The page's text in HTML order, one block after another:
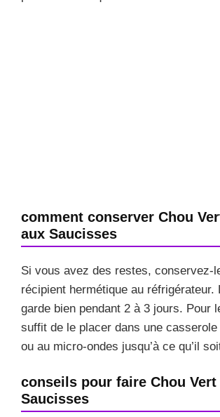
comment conserver Chou
aux Saucisses
Si vous avez des restes, conservez-
récipient hermétique au réfrigérateur.
garde bien pendant 2 à 3 jours. Pour
suffit de le placer dans une
ou au micro-ondes jusqu’à ce qu’il
conseils pour faire Chou
Saucisses